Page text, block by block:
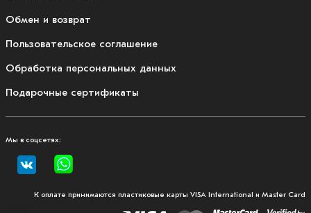
Обмен и возврат
Пользовательское соглашение
Обработка персональных данных
Подарочные сертификаты
Мы в соцсетях:
К оплате принимаются пластиковые карты VISA International и Master Card